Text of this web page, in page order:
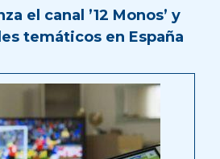
el canal ’12 Monos’ y
temáticos en España